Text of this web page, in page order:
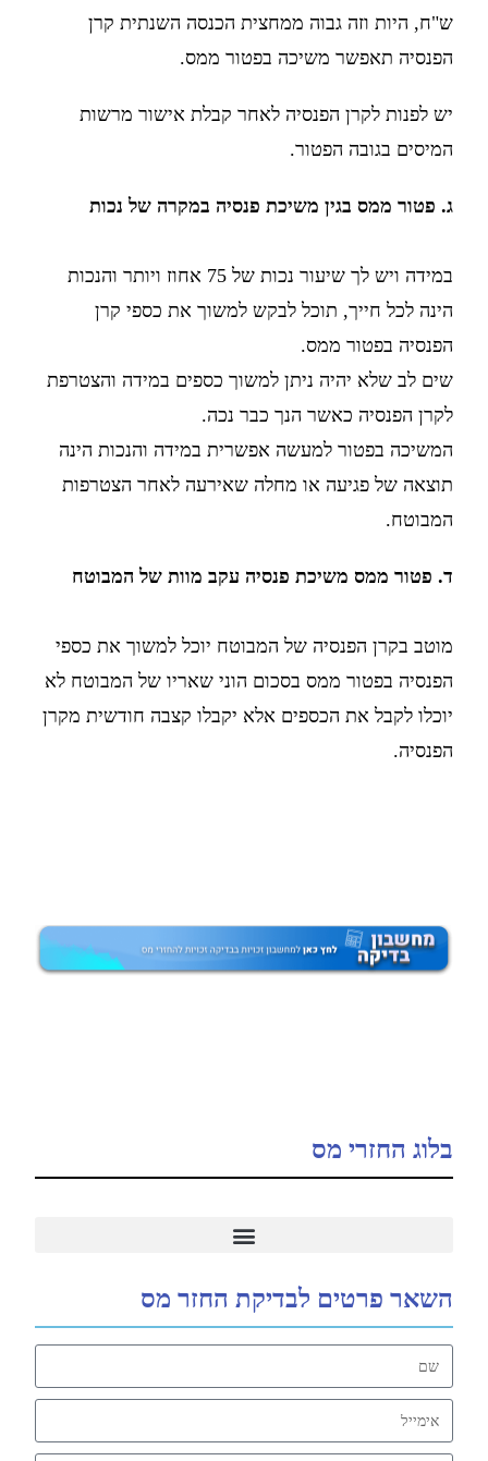
ש"ח, היות וזה גבוה ממחצית הכנסה השנתית קרן
הפנסיה תאפשר משיכה בפטור ממס.
יש לפנות לקרן הפנסיה לאחר קבלת אישור מרשות
המיסים בגובה הפטור.
ג. פטור ממס בגין משיכת פנסיה במקרה של נכות
במידה ויש לך שיעור נכות של 75 אחוז ויותר והנכות
הינה לכל חייך, תוכל לבקש למשוך את כספי קרן
הפנסיה בפטור ממס.
שים לב שלא יהיה ניתן למשוך כספים במידה והצטרפת
לקרן הפנסיה כאשר הנך כבר נכה.
המשיכה בפטור למעשה אפשרית במידה והנכות הינה
תוצאה של פגיעה או מחלה שאירעה לאחר הצטרפות
המבוטח.
ד. פטור ממס משיכת פנסיה עקב מוות של המבוטח
מוטב בקרן הפנסיה של המבוטח יוכל למשוך את כספי
הפנסיה בפטור ממס בסכום הוני שאריו של המבוטח לא
יוכלו לקבל את הכספים אלא יקבלו קצבה חודשית מקרן
הפנסיה.
בלוג החזרי מס
השאר פרטים לבדיקת החזר מס